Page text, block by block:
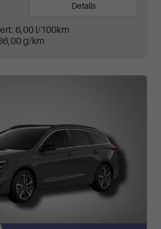
Details
6,00 l/100km
g/km